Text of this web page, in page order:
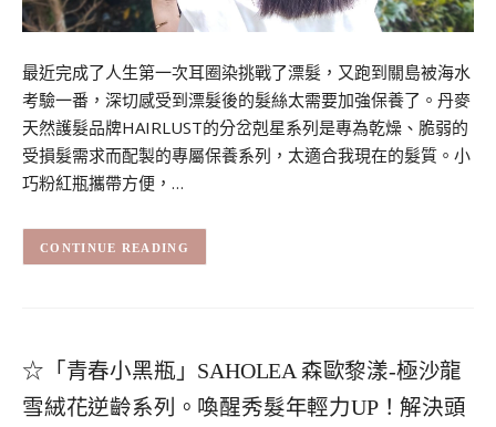
最近完成了人生第一次耳圈染挑戰了漂髮，又跑到關島被海水
考驗一番，深切感受到漂髮後的髮絲太需要加強保養了。丹麥
天然護髮品牌HAIRLUST的分岔剋星系列是專為乾燥、脆弱的
受損髮需求而配製的專屬保養系列，太適合我現在的髮質。小
巧粉紅瓶攜帶方便，…
CONTINUE READING
☆「青春小黑瓶」SAHOLEA 森歐黎漾-極沙龍
雪絨花逆齡系列。喚醒秀髮年輕力UP！解決頭